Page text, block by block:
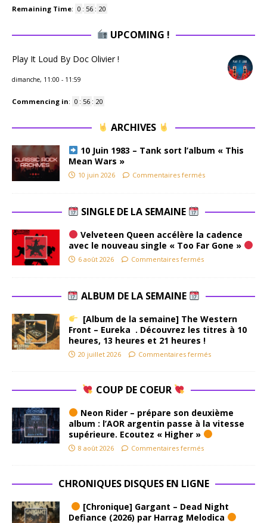
Remaining Time: 0 : 56 : 19
UPCOMING !
Play It Loud By Doc Olivier !
dimanche, 11:00 - 11:59
Commencing in: 0 : 56 : 19
ARCHIVES
10 Juin 1983 – Tank sort l’album « This
Mean Wars »
10 juin 2026 Commentaires fermés
SINGLE DE LA SEMAINE
Velveteen Queen accélère la cadence
avec le nouveau single « Too Far Gone »
6 août 2026 Commentaires fermés
ALBUM DE LA SEMAINE
[Album de la semaine] The Western
Front – Eureka . Découvrez les titres à 10
heures, 13 heures et 21 heures !
20 juillet 2026 Commentaires fermés
COUP DE COEUR
Neon Rider – prépare son deuxième
album : l’AOR argentin passe à la vitesse
supérieure. Ecoutez « Higher »
8 août 2026 Commentaires fermés
CHRONIQUES DISQUES EN LIGNE
[Chronique] Gargant – Dead Night
Defiance (2026) par Harrag Melodica